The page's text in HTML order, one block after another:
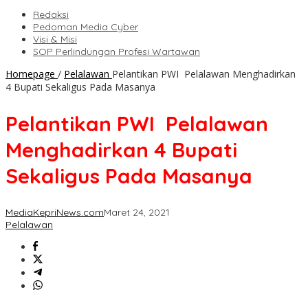
Redaksi
Pedoman Media Cyber
Visi & Misi
SOP Perlindungan Profesi Wartawan
Homepage / Pelalawan Pelantikan PWI Pelalawan Menghadirkan
4 Bupati Sekaligus Pada Masanya
Pelantikan PWI Pelalawan
Menghadirkan 4 Bupati
Sekaligus Pada Masanya
MediaKepriNews.comMaret 24, 2021
Pelalawan